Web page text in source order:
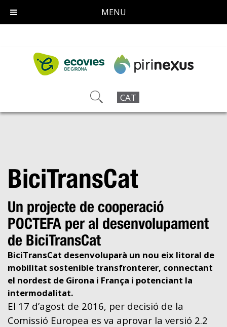
CAT
BiciTransCat
Un projecte de cooperació
POCTEFA per al desenvolupament
de BiciTransCat
BiciTransCat desenvoluparà un nou eix litoral de
mobilitat sostenible transfronterer, connectant
el nordest de Girona i França i potenciant la
intermodalitat.
El 17 d’agost de 2016, per decisió de la
Comissió Europea es va aprovar la versió 2.2
MENU